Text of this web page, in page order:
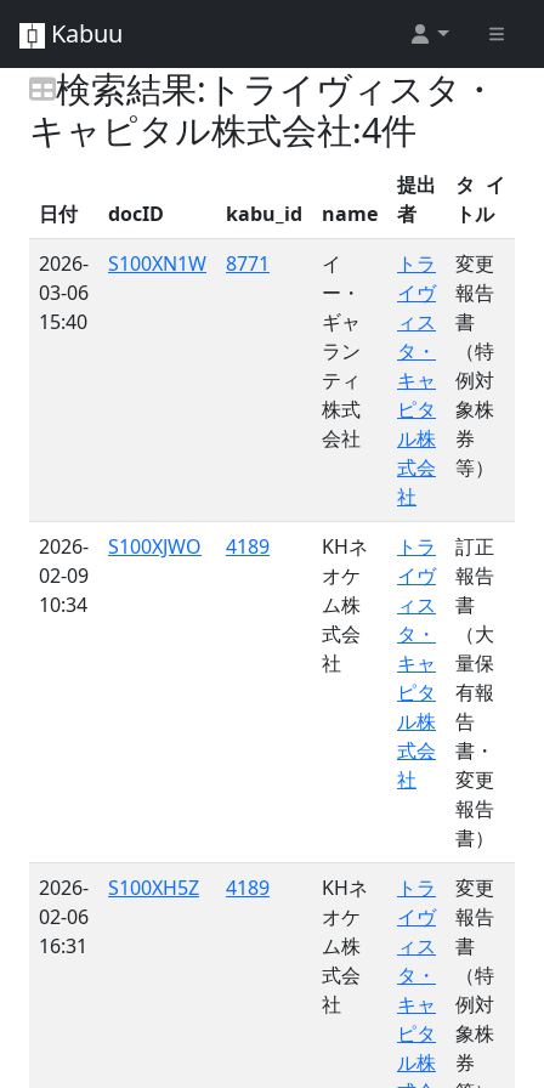
Kabuu
検索結果:トライヴィスタ・
キャピタル株式会社:4件
日付 docID kabu_id name
提出
者
タイ
トル
2026-
03-06
15:40
S100XN1W 8771
イ
ー・
ギャ
ラン
ティ
株式
会社
トラ
イヴ
ィス
タ・
キャ
ピタ
ル株
式会
社
変更
報告
書
（特
例対
象株
券
等）
2026-
02-09
10:34
S100XJWO 4189
KHネ
オケ
ム株
式会
社
トラ
イヴ
ィス
タ・
キャ
ピタ
ル株
式会
社
訂正
報告
書
（大
量保
有報
告
書・
変更
報告
書）
2026-
02-06
16:31
S100XH5Z 4189
KHネ
オケ
ム株
式会
社
トラ
イヴ
ィス
タ・
キャ
ピタ
ル株
変更
報告
書
（特
例対
象株
券